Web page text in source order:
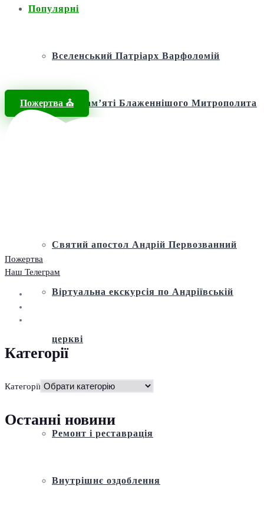
Популярні
Вселенський Патріарх Варфоломій
Фонд пам’яті Блаженнішого Митрополита
Святий апостол Андрій Первозванний
Віртуальна екскурсія по Андріївській
церкві
Історія
Ремонт і реставрація
Внутрішнє оздоблення
Пожертва ⛪️
Пожертва
Наш Телеграм
Категорії
Категорії
Останні новини